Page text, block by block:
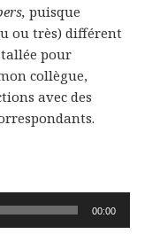
puisque
ou très) différent
pour
collègue,
avec des
00:00